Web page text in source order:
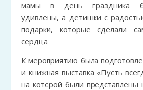
мамы в день праздника
удивлены, а детишки с
подарки, которые сделали
сердца.
К мероприятию была
и книжная выставка «Пусть
на которой были представлены